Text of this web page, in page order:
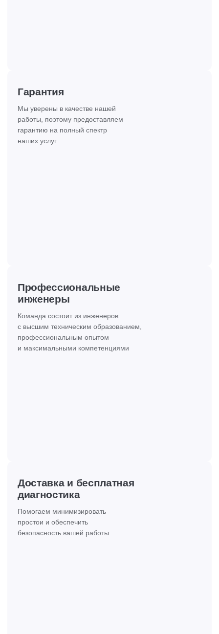
Гарантия
Мы уверены в качестве нашей
работы, поэтому предоставляем
гарантию на полный спектр
наших услуг
Профессиональные
инженеры
Команда состоит из инженеров
с высшим техническим образованием,
профессиональным опытом
и максимальными компетенциями
Доставка и бесплатная
диагностика
Помогаем минимизировать
простои и обеспечить
безопасность вашей работы